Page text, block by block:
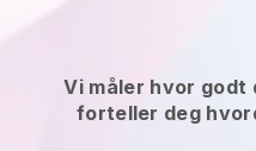
Vi måler hvor godt
forteller deg